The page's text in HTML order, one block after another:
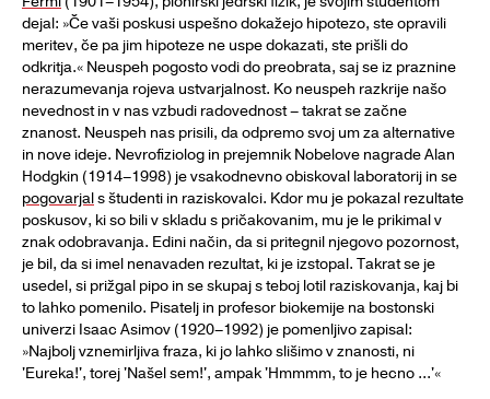
dejal: »Če vaši poskusi uspešno dokažejo hipotezo, ste opravili
meritev, če pa jim hipoteze ne uspe dokazati, ste prišli do
odkritja.« Neuspeh pogosto vodi do preobrata, saj se iz praznine
nerazumevanja rojeva ustvarjalnost. Ko neuspeh razkrije našo
nevednost in v nas vzbudi radovednost – takrat se začne
znanost. Neuspeh nas prisili, da odpremo svoj um za alternative
in nove ideje. Nevrofiziolog in prejemnik Nobelove nagrade Alan
Hodgkin (1914–1998) je vsakodnevno obiskoval laboratorij in se
pogovarjals študenti in raziskovalci. Kdor mu je pokazal rezultate
poskusov, ki so bili v skladu s pričakovanim, mu je le prikimal v
znak odobravanja. Edini način, da si pritegnil njegovo pozornost,
je bil, da si imel nenavaden rezultat, ki je izstopal. Takrat se je
usedel, si prižgal pipo in se skupaj s teboj lotil raziskovanja, kaj bi
to lahko pomenilo. Pisatelj in profesor biokemije na bostonski
univerzi Isaac Asimov (1920–1992) je pomenljivo zapisal:
»Najbolj vznemirljiva fraza, ki jo lahko slišimo v znanosti, ni
'Eureka!', torej 'Našel sem!', ampak 'Hmmmm, to je hecno ...'«